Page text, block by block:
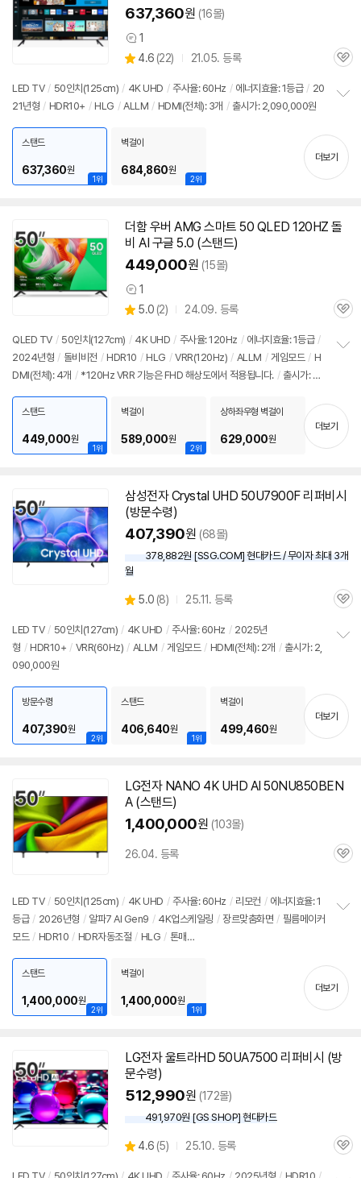
637,360원 (16몰)
상
품
견
1
별
점
4.6 (상
리
뷰
22) 21.05. 등록
관
LED TV / 50인치 (125cm) / 4K UHD / 주사율: 60Hz / 에너지효율: 1등급 / 20
21년형 / HDR10+ / HLG / ALLM / HDMI(전체): 3개 / 출시가: 2,090,000원
치
기
1위
스탠드
637,360원
2위
벽걸이
684,860원
더보기
더함 우버 AMG 스마트 50 QLED 120HZ 돌
비 AI 구글 5.0 (스탠드)
449,000원 (15몰)
상
품
견
1
별
점
5.0 (상
리
뷰
2) 24.09. 등록
관
QLED TV / 50인치 (127cm) / 4K UHD / 주사율: 120Hz / 에너지효율: 1등급 /
2024년형 / 돌비비전 / HDR10 / HLG / VRR(120Hz) / ALLM / 게임모드 / H
DMI(전체): 4개 / *120Hz VRR 기능은 FHD 해상도에서 적용됩니다. / 출시가: 2,
기
1위
스탠드
449,000원
2위
벽걸이
589,000원
상하좌우형 벽걸이
629,000원
더보기
삼성전자 Crystal UHD 50U7900F 리퍼비시
(방문수령)
407,390원 (68몰)
378,882원 [SSG.COM] 현대카드 / 무이자 최대 3개
월
별
점
5.0 (상
리
뷰
8) 25.11. 등록
관
LED TV / 50인치 (127cm) / 4K UHD / 주사율: 60Hz / 2025년
형 / HDR10+ / VRR(60Hz) / ALLM / 게임모드 / HDMI(전체): 2개 / 출시가: 2,
090,000원
기
2위
방문수령
407,390원
1위
스탠드
406,640원
벽걸이
499,460원
더보기
LG전자 NANO 4K UHD AI 50NU850BEN
A (스탠드)
1,400,000원 (103몰)
26.04. 등록
관
LED TV / 50인치 (125cm) / 4K UHD / 주사율: 60Hz / 리모컨 / 에너지효율: 1
등급 / 2026년형 / 알파7 AI Gen9 / 4K업스케일링 / 장르맞춤화면 / 필름메이커
모드 / HDR10 / HDR자동조절 / HLG / 톤매
출시가: 1,190,000원
기
2위
스탠드
1,400,000원
1위
벽걸이
1,400,000원
더보기
LG전자 울트라HD 50UA7500 리퍼비시 (방
문수령)
512,990원 (172몰)
491,970원 [GS SHOP] 현대카드
별
점
4.6 (상
5) 25.10. 등록
관